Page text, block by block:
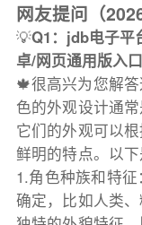
网友提问（
💡Q1：jdb电子平
卓/网页通用版入
🍁很高兴为您解
色的外观设计通
它们的外观可以
鲜明的特点。以
1.角色种族和特
确定，比如人类